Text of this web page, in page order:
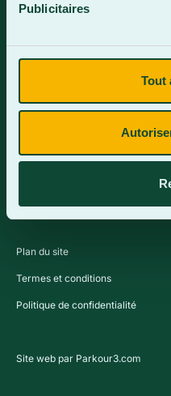
Publicitaires
Tout
Plan du site
Termes et conditions
Politique de confidentialité
Site web par Parkour3.com